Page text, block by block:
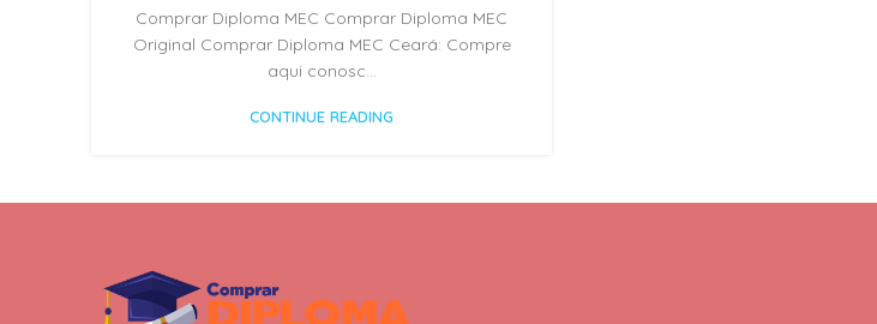
Comprar Diploma MEC Comprar Diploma MEC
Original Comprar Diploma MEC Ceará: Compre
aqui conosc...
CONTINUE READING